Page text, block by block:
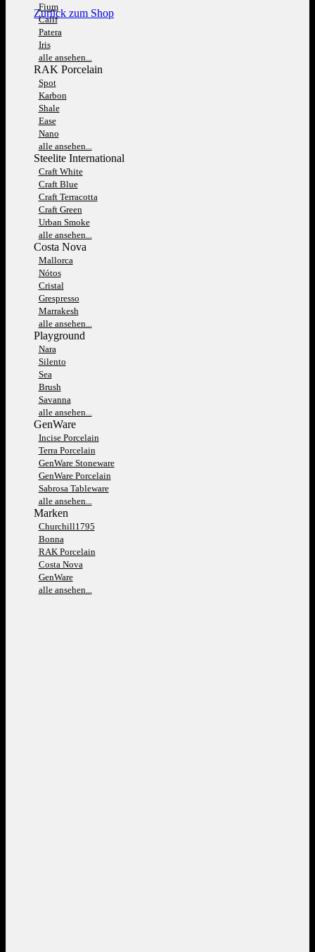
Zurück zum Shop
Fium
Calif
Patera
Iris
alle ansehen...
RAK Porcelain
Spot
Karbon
Shale
Ease
Nano
alle ansehen...
Steelite International
Craft White
Craft Blue
Craft Terracotta
Craft Green
Urban Smoke
alle ansehen...
Costa Nova
Mallorca
Nótos
Cristal
Grespresso
Marrakesh
alle ansehen...
Playground
Nara
Silento
Sea
Brush
Savanna
alle ansehen...
GenWare
Incise Porcelain
Terra Porcelain
GenWare Stoneware
GenWare Porcelain
Sabrosa Tableware
alle ansehen...
Marken
Churchill1795
Bonna
RAK Porcelain
Costa Nova
GenWare
alle ansehen...